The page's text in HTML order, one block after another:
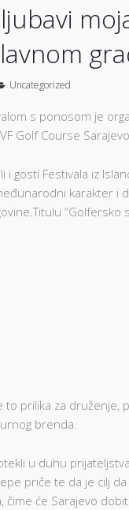
Uncategorized
s ponosom je
Golf Course Sarajevo.
gosti Festivala iz
karakter i
“Golfersko
prilika za druženje,
brenda.
u duhu
priče te da je cilj
čime će Sarajevo